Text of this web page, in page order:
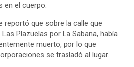
en el cuerpo.
reportó que sobre la calle que
Plazuelas por La Sabana, había
muerto, por lo que
se trasladó al lugar.